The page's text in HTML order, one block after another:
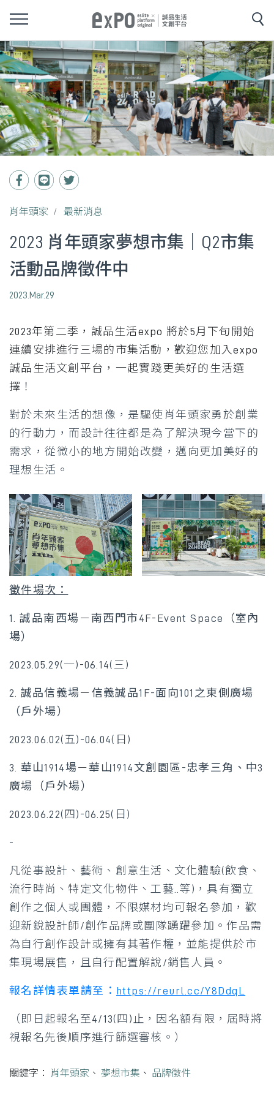
肖年頭家 最新消息
2023 肖年頭家夢想市集｜Q2市集
活動品牌徵件中
2023.Mar.29
2023年第二季，誠品生活expo 將於5月下旬開始
連續安排進行三場的市集活動，歡迎您加入expo
誠品生活文創平台，一起實踐更美好的生活選
擇！
對於未來生活的想像，是驅使肖年頭家勇於創業
的行動力，而設計往往都是為了解決現今當下的
需求，從微小的地方開始改變，邁向更加美好的
理想生活。
徵件場次：
1. 誠品南西場 －南西門市4F- Event Space（室內
場）
2023.05.29(一)-06.14(三)
2. 誠品信義場－ 信義誠品1F-面向101之東側廣場
（戶外場）
2023.06.02(五)-06.04(日)
3. 華山1914場－華山1914文創園區 - 忠孝三角、中3
廣場（戶外場）
2023.06.22(四)-06.25(日)
-
凡從事設計、藝術、創意生活、文化體驗(飲食、
流行時尚、特定文化物件、工藝..等)，具有獨立
創作之個人或團體，不限媒材均可報名參加，歡
迎新銳設計師/創作品牌或團隊踴躍參加。作品需
為自行創作設計或擁有其著作權，並能提供於市
集現場展售，且自行配置解說/銷售人員。
報名詳情表單請至： https://reurl.cc/Y8DdqL
（即日起報名至4/13(四)止，因名額有限，屆時將
視報名先後順序進行篩選審核。）
關鍵字： 肖年頭家 、 夢想市集 、 品牌徵件